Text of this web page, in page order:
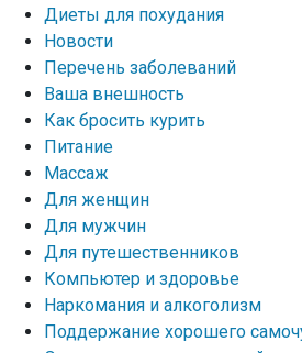
Диеты для похудания
Новости
Перечень заболеваний
Ваша внешность
Как бросить курить
Питание
Массаж
Для женщин
Для мужчин
Для путешественников
Компьютер и здоровье
Наркомания и алкоголизм
Поддержание хорошего